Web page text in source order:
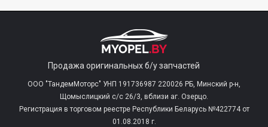
Продажа оригинальных б/у запчастей
ООО "ТандемМоторс" УНП 191736987 220026 РБ, Минский р-н,
Щомыслицкий с/c 26/3, вблизи аг. Озерцо.
Регистрация в торговом реестре Республики Беларусь №422774 от
01.08.2018 г.